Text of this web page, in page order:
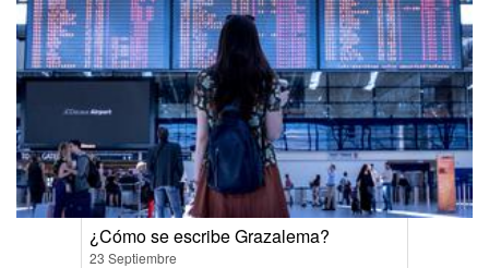
¿Cómo se escribe Grazalema?
23 Septiembre